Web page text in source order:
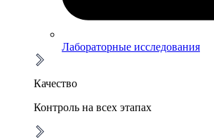
Лабораторные исследования
Качество
Контроль на всех этапах